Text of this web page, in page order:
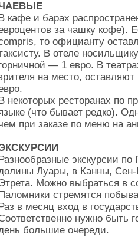
кафе и барах
за чашку кофе).
то официанту
В отеле
— 1 евро. В
на место,
некоторых ресторанах по
(что бывает редко).
при заказе по меню на
экскурсии
Луары, в Канны,
Можно выбраться в
стремятся
в месяц вход в
нужно быть
большие очереди.